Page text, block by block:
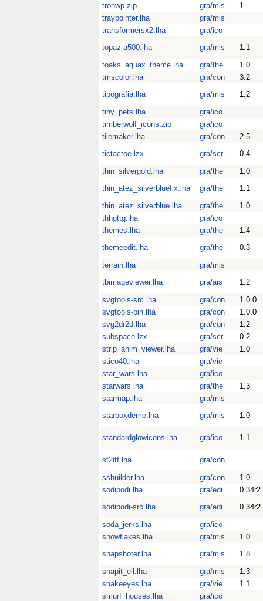
tronwp.zip
gra/mis
1
traypointer.lha
gra/mis
transformersx2.lha
gra/ico
topaz-a500.lha
gra/mis
1.1
toaks_aquax_theme.lha
gra/the
1.0
tmscolor.lha
gra/con
3.2
tipografia.lha
gra/mis
1.2
tiny_pets.lha
gra/ico
timberwolf_icons.zip
gra/ico
tilemaker.lha
gra/con
2.5
tictactoe.lzx
gra/scr
0.4
thin_silvergold.lha
gra/the
1.0
thin_atez_silverbluefix.lha
gra/the
1.1
thin_atez_silverblue.lha
gra/the
1.0
thhgttg.lha
gra/ico
themes.lha
gra/the
1.4
themeedit.lha
gra/the
0.3
terrain.lha
gra/mis
tbimageviewer.lha
gra/ais
1.2
svgtools-src.lha
gra/con
1.0.0
svgtools-bin.lha
gra/con
1.0.0
svg2dr2d.lha
gra/con
1.2
subspace.lzx
gra/scr
0.2
strip_anim_viewer.lha
gra/vie
1.0
stico40.lha
gra/vie
star_wars.lha
gra/ico
starwars.lha
gra/the
1.3
starmap.lha
gra/mis
starboxdemo.lha
gra/mis 1.0
standardglowicons.lha gra/ico 1.1
st2iff.lha
gra/con
ssbuilder.lha
gra/con
1.0
sodipodi.lha
gra/edi
0.34r2
sodipodi-src.lha
gra/edi
0.34r2
soda_jerks.lha
gra/ico
snowflakes.lha
gra/mis
1.0
snapshoter.lha
gra/mis
1.8
snapit_ell.lha
gra/mis
1.3
snakeeyes.lha
gra/vie
1.1
smurf_houses.lha
gra/ico